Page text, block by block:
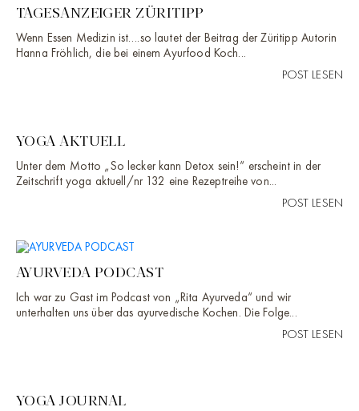
TAGESANZEIGER ZÜRITIPP
Wenn Essen Medizin ist….so lautet der Beitrag der Züritipp Autorin
Hanna Fröhlich, die bei einem Ayurfood Koch...
POST LESEN
YOGA AKTUELL
Unter dem Motto „So lecker kann Detox sein!“ erscheint in der
Zeitschrift yoga aktuell/nr 132 eine Rezeptreihe von...
POST LESEN
AYURVEDA PODCAST
Ich war zu Gast im Podcast von „Rita Ayurveda“ und wir
unterhalten uns über das ayurvedische Kochen. Die Folge...
POST LESEN
YOGA JOURNAL